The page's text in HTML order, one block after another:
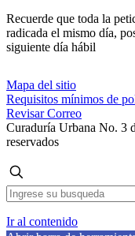
Recuerde que toda la
radicada el mismo día,
siguiente día hábil
Mapa del sitio
Requisitos mínimos de
Revisar Correo
Curaduría Urbana No. 3
reservados
Ir al contenido